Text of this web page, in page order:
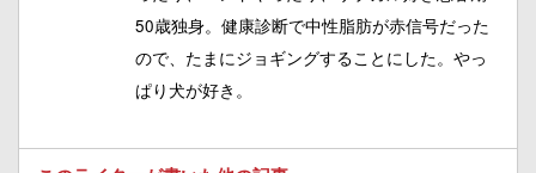
50歳独身。健康診断で中性脂肪が赤信号だった
ので、たまにジョギングすることにした。やっ
ぱり犬が好き。